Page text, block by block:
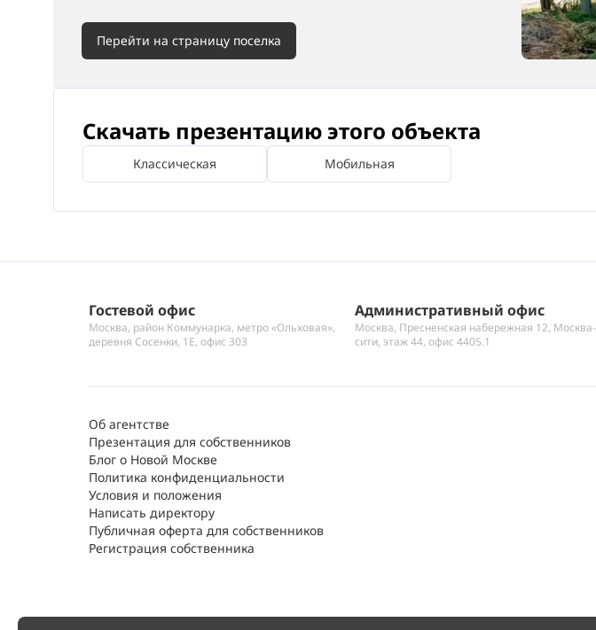
Перейти на страницу поселка
Скачать презентацию этого объекта
Классическая Мобильная
Гостевой офис
Москва, район Коммунарка, метро «Ольховая»,
деревня Сосенки, 1Е, офис 303
Административный офис
Москва, Пресненская набережная 12, Москва-
сити, этаж 44, офис 4405.1
Об агентстве
Презентация для собственников
Блог о Новой Москве
Политика конфиденциальности
Условия и положения
Написать директору
Публичная оферта для собственников
Регистрация собственника